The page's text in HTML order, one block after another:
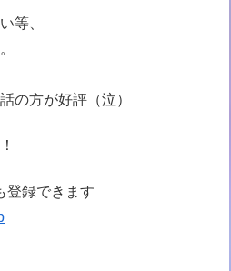
等、
の方が好評（泣）
登録できます